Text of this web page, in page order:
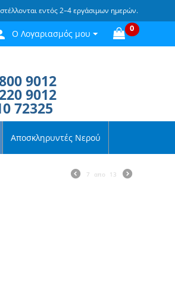
εντός 2–4 εργάσιμων ημερών.
0
Ο Λογαριασμός μου
9012
9012
72325
Αποσκληρυντές Νερού
7 απο 13